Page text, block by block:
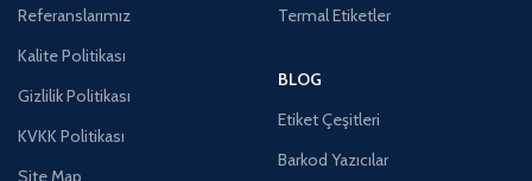
Referanslarımız
Kalite Politikası
Gizlilik Politikası
KVKK Politikası
Site Map
Termal Etiketler
BLOG
Etiket Çeşitleri
Barkod Yazıcılar